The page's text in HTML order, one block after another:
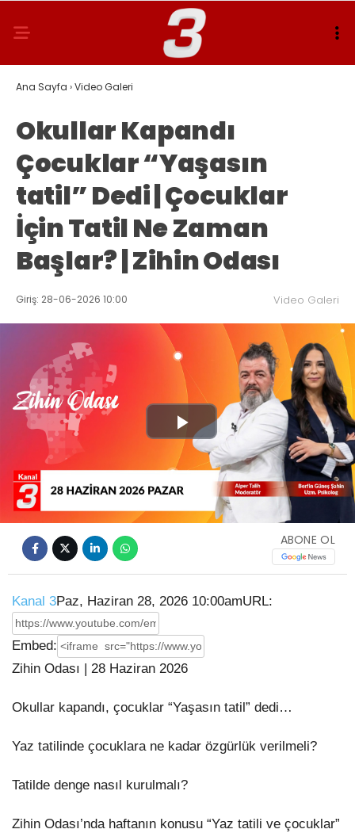
Ana Sayfa ›Video Galeri
Okullar Kapandı
Çocuklar “Yaşasın
tatil” Dedi | Çocuklar
İçin Tatil Ne Zaman
Başlar? | Zihin Odası
Giriş: 28-06-2026 10:00 Video Galeri
Play
Video
ABONE OL
Kanal 3Paz, Haziran 28, 2026 10:00amURL:
Embed:
Zihin Odası | 28 Haziran 2026
Okullar kapandı, çocuklar “Yaşasın tatil” dedi…
Yaz tatilinde çocuklara ne kadar özgürlük verilmeli?
Tatilde denge nasıl kurulmalı?
Zihin Odası’nda haftanın konusu “Yaz tatili ve çocuklar”